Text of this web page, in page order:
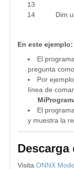
13
14
17
21
27
Dim
Using
' Crear
Dim
Dim
'
'
En este ejemplo:
El
pregunta
Por
línea de
El
y muestra la
Visita ONNX